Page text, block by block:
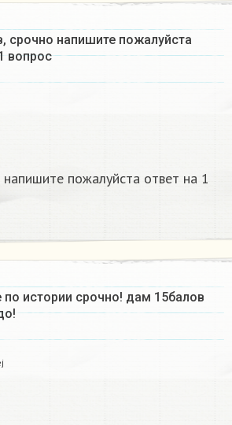
срочно напишите пожалуйста
вопрос
пожалуйста ответ на 1
по истории срочно! дам 15балов